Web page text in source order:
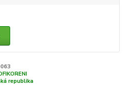
republika